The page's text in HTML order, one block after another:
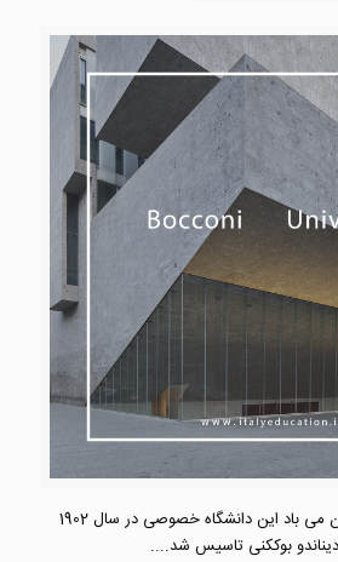
دانشگاه بوککُنی در میلان می باد این دانشگاه خصوصی در سال 1902
بوککنی تاسیس شد....